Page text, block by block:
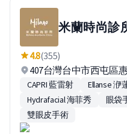
米蘭時尚診
4.8(355)
407台灣台中市西屯區
CAPRI 藍雷射
Ellanse 洢
Hydrafacial 海菲秀
眼袋
雙眼皮手術